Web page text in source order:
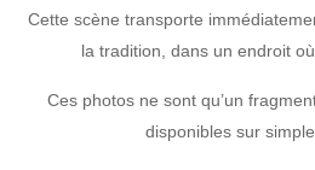
Cette scène transporte
la tradition, dans un endroit
Ces photos ne sont qu’un
disponibles sur